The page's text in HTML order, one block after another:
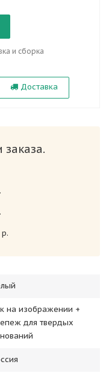
и сборка
Доставка
на изображении +
для твердых